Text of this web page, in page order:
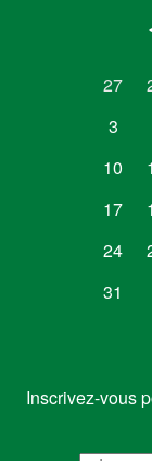
27
3
10
17
24
31
Inscrivez-vous